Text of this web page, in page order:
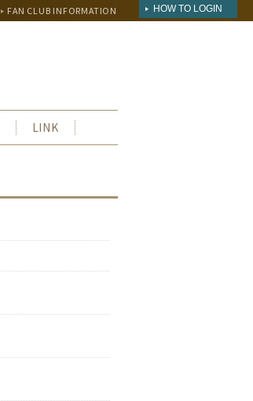
FAN CLUB INFORMATION HOW TO LOGIN
LINK